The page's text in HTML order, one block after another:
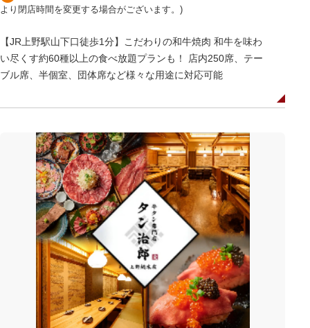
より閉店時間を変更する場合がございます。)
【JR上野駅山下口徒歩1分】こだわりの和牛焼肉 和牛を味わ
い尽くす約60種以上の食べ放題プランも！ 店内250席、テー
ブル席、半個室、団体席など様々な用途に対応可能